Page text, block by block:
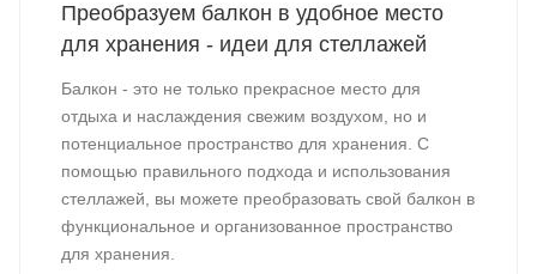
Преобразуем балкон в удобное место
для хранения - идеи для стеллажей
Балкон - это не только прекрасное место для
отдыха и наслаждения свежим воздухом, но и
потенциальное пространство для хранения. С
помощью правильного подхода и использования
стеллажей, вы можете преобразовать свой балкон в
функциональное и организованное пространство
для хранения.